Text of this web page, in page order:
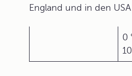
England und in den
0